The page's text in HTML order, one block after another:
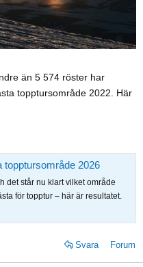
än 5 574 röster har
topptursområde 2022. Här
topptursområde 2026
det står nu klart vilket område
för topptur – här är resultatet.
Svara Forum